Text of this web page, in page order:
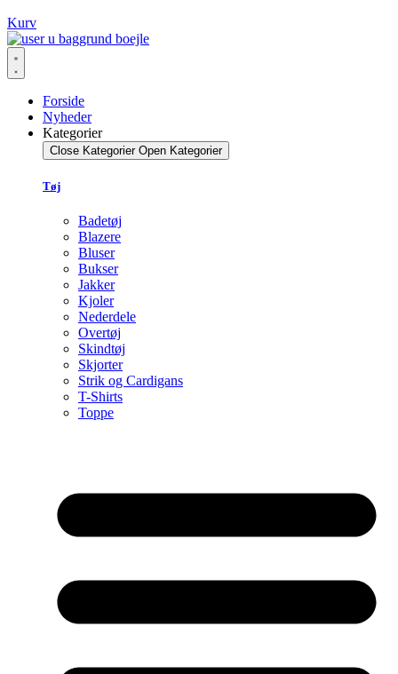
Kurv
Forside
Nyheder
Kategorier
Close Kategorier Open Kategorier
Tøj
Badetøj
Blazere
Bluser
Bukser
Jakker
Kjoler
Nederdele
Overtøj
Skindtøj
Skjorter
Strik og Cardigans
T-Shirts
Toppe